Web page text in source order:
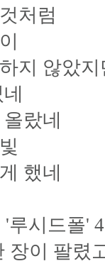
처럼
지 않았지
랐네
했네
'루시드폴'
장이 팔렸